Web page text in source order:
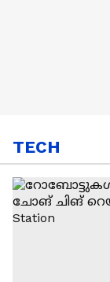
TECH